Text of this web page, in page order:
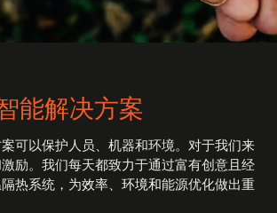
能解决方案
可以保护人员、机器和环境。对于我们来
励。我们每天都致力于通过富有创意且经
热系统，为效率、环境和能源优化做出重